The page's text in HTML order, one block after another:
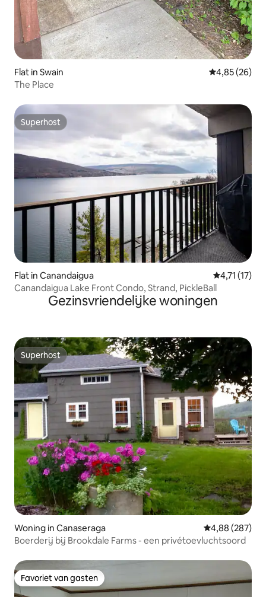
Flat in Swain Gemiddelde
4,85 (26)
The Place
Superhost
Superhost
Flat in Canandaigua Gemiddelde
4,71 (17)
Canandaigua Lake Front Condo, Strand, PickleBall
Gezinsvriendelijke woningen
Superhost
Superhost
Woning in Canaseraga Gemiddelde
4,88 (287)
Boerderij bij Brookdale Farms - een privétoevluchtsoord
Favoriet van gasten
Favoriet van gasten